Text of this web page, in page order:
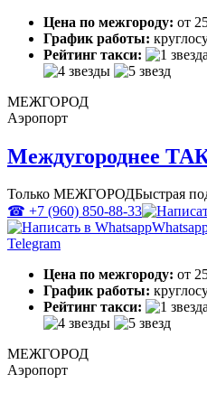
Цена по межгороду: от
График работы:
Рейтинг такси:
МЕЖГОРОД
Аэропорт
Междугороднее
Только МЕЖГОРОДБыстрая
☎ +7 (960) 850-88-33
Telegram
Цена по межгороду: от
График работы:
Рейтинг такси:
МЕЖГОРОД
Аэропорт